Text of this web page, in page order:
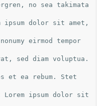
no sea takimata
ipsum dolor sit amet,
eirmod tempor
sed diam voluptua.
et ea rebum. Stet
Lorem ipsum dolor sit